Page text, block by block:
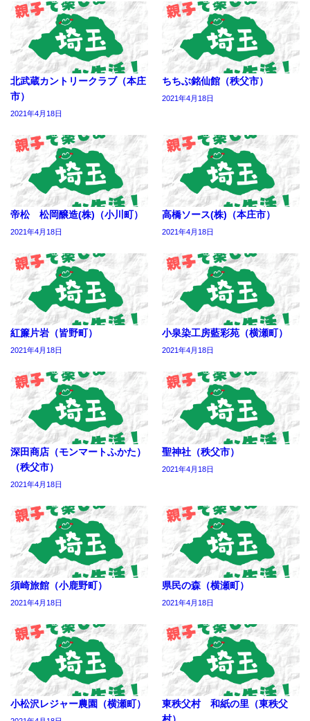
北武蔵カントリークラブ（本庄
市）
2021年4月18日
ちちぶ銘仙館（秩父市）
2021年4月18日
帝松 松岡醸造(株)（小川町）
2021年4月18日
高橋ソース(株)（本庄市）
2021年4月18日
紅簾片岩（皆野町）
2021年4月18日
小泉染工房藍彩苑（横瀬町）
2021年4月18日
深田商店（モンマートふかた）
（秩父市）
2021年4月18日
聖神社（秩父市）
2021年4月18日
須崎旅館（小鹿野町）
2021年4月18日
県民の森（横瀬町）
2021年4月18日
小松沢レジャー農園（横瀬町）
東秩父村 和紙の里（東秩父
村）